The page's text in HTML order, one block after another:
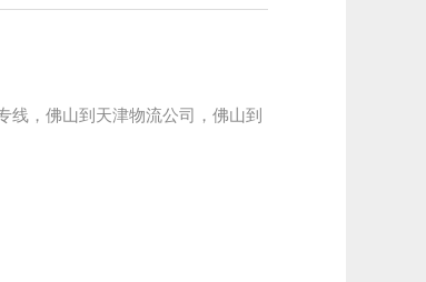
线，佛山到天津物流公司，佛山到